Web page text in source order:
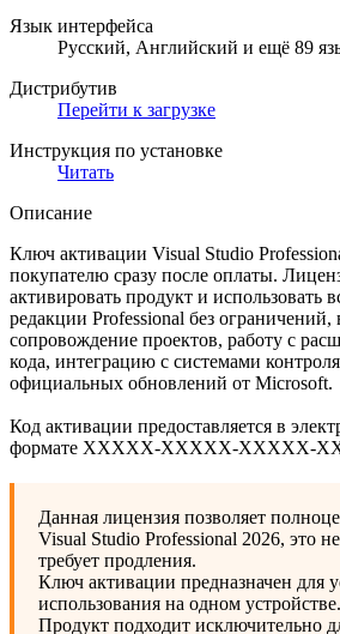
Язык интерфейса
Русский, Английский и ещё 89
Дистрибутив
Перейти к загрузке
Инструкция по установке
Читать
Описание
Ключ активации Visual Studio
покупателю сразу после оплаты.
активировать продукт и использовать
редакции Professional без ограничений,
сопровождение проектов, работу с
кода, интеграцию с системами
официальных обновлений от Microsoft.
Код активации предоставляется в
формате XXXXX-XXXXX-XXXXX-
Данная лицензия позволяет
Visual Studio Professional 2026, это
требует продления.
Ключ активации предназначен для
использования на одном устройстве.
Продукт подходит исключительно